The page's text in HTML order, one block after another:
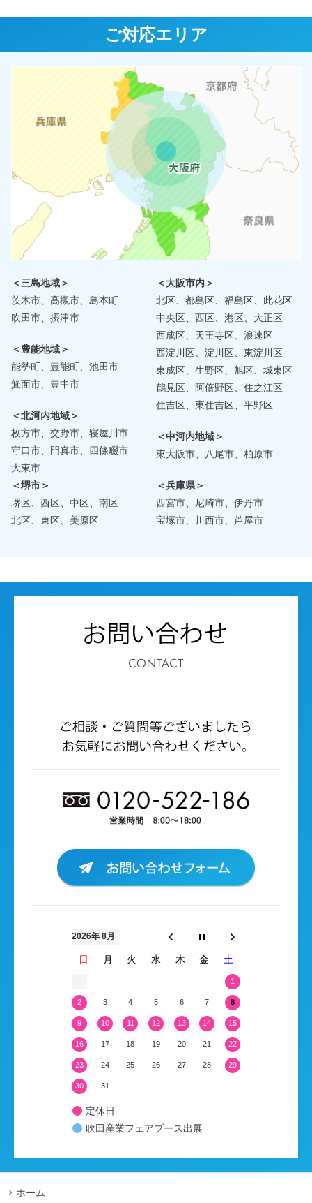
ご対応エリア
＜三島地域＞
茨木市、高槻市、島本町
吹田市、摂津市
＜豊能地域＞
能勢町、豊能町、池田市
箕面市、豊中市
＜北河内地域＞
枚方市、交野市、寝屋川市
守口市、門真市、四條畷市
大東市
＜大阪市内＞
北区、都島区、福島区、此花区
中央区、西区、港区、大正区
西成区、天王寺区、浪速区
西淀川区、淀川区、東淀川区
東成区、生野区、旭区、城東区
鶴見区、阿倍野区、住之江区
住吉区、東住吉区、平野区
＜中河内地域＞
東大阪市、八尾市、柏原市
＜堺市＞
堺区、西区、中区、南区
北区、東区、美原区
＜兵庫県＞
西宮市、尼崎市、伊丹市
宝塚市、川西市、芦屋市
2026年 8月
日 月 火 水 木 金 土
1
2 3 4 5 6 7 8
9 10 11 12 13 14 15
16 17 18 19 20 21 22
23 24 25 26 27 28 29
30 31
定休日
吹田産業フェアブース出展
ホーム